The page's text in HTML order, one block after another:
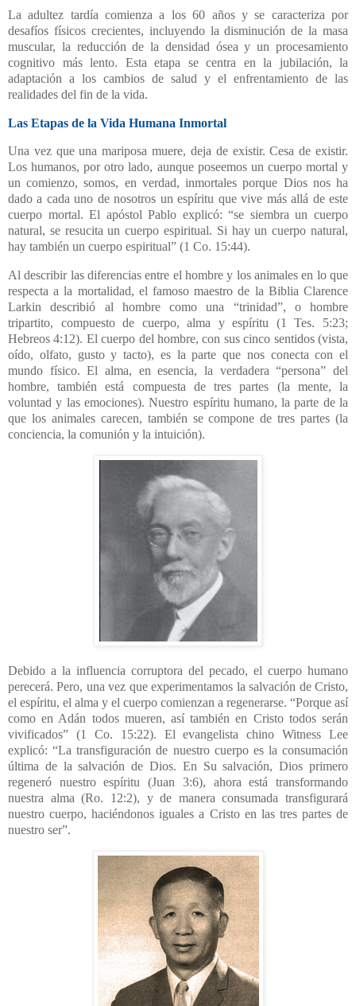
La adultez tardía comienza a los 60 años y se caracteriza por
desafíos físicos crecientes, incluyendo la disminución de la masa
muscular, la reducción de la densidad ósea y un procesamiento
cognitivo más lento. Esta etapa se centra en la jubilación, la
adaptación a los cambios de salud y el enfrentamiento de las
realidades del fin de la vida.
Las Etapas de la Vida Humana Inmortal
Una vez que una mariposa muere, deja de existir. Cesa de existir.
Los humanos, por otro lado, aunque poseemos un cuerpo mortal y
un comienzo, somos, en verdad, inmortales porque Dios nos ha
dado a cada uno de nosotros un espíritu que vive más allá de este
cuerpo mortal. El apóstol Pablo explicó: “se siembra un cuerpo
natural, se resucita un cuerpo espiritual. Si hay un cuerpo natural,
hay también un cuerpo espiritual” (1 Co. 15:44).
Al describir las diferencias entre el hombre y los animales en lo que
respecta a la mortalidad, el famoso maestro de la Biblia Clarence
Larkin describió al hombre como una “trinidad”, o hombre
tripartito, compuesto de cuerpo, alma y espíritu (1 Tes. 5:23;
Hebreos 4:12). El cuerpo del hombre, con sus cinco sentidos (vista,
oído, olfato, gusto y tacto), es la parte que nos conecta con el
mundo físico. El alma, en esencia, la verdadera “persona” del
hombre, también está compuesta de tres partes (la mente, la
voluntad y las emociones). Nuestro espíritu humano, la parte de la
que los animales carecen, también se compone de tres partes (la
conciencia, la comunión y la intuición).
Debido a la influencia corruptora del pecado, el cuerpo humano
perecerá. Pero, una vez que experimentamos la salvación de Cristo,
el espíritu, el alma y el cuerpo comienzan a regenerarse. “Porque así
como en Adán todos mueren, así también en Cristo todos serán
vivificados” (1 Co. 15:22). El evangelista chino Witness Lee
explicó: “La transfiguración de nuestro cuerpo es la consumación
última de la salvación de Dios. En Su salvación, Dios primero
regeneró nuestro espíritu (Juan 3:6), ahora está transformando
nuestra alma (Ro. 12:2), y de manera consumada transfigurará
nuestro cuerpo, haciéndonos iguales a Cristo en las tres partes de
nuestro ser”.